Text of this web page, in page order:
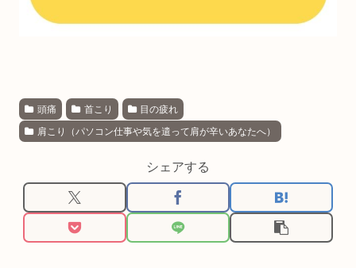
頭痛 首こり 目の疲れ
肩こり（パソコン仕事や気を遣って肩が辛いあなたへ）
シェアする